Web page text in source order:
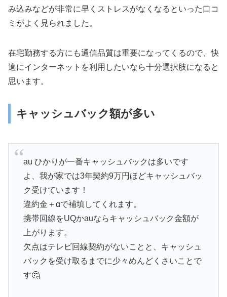
み込みなどが非常に早くストレスがなくなるといった口コ
ミがよく見られました。
在宅勤務する方にも通信品質は重要になってくるので、快
適にインターネットを利用したいなら十分選択肢になると
思います。
キャッシュバック額が多い
au ひかりが一番キャッシュバックは多いです
よ、我が家では3年契約9万円ほどキャッシュバッ
ク受けています！
違約金＋αで補填してくれます。
携帯回線をUQかauならキャッシュバック金額が
上がります。
欠点はテレビ回線契約がないことと、キャッシュ
バックを受け取るまでに少々めんどくさいことで
す🤔